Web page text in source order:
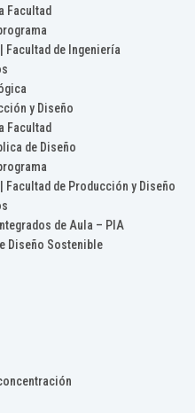
Facultad
Facultad de Ingeniería
y Diseño
Facultad
de Diseño
Facultad de Producción y Diseño
de Aula – PIA
Diseño Sostenible